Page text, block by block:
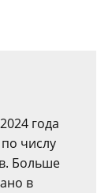
года
числу
Больше
в